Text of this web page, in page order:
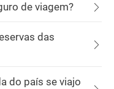
de viagem?
das
do país se viajo